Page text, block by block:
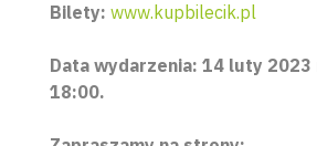
Bilety: www.kupbilecik.pl
Data wydarzenia: 14 luty 2023
18:00.